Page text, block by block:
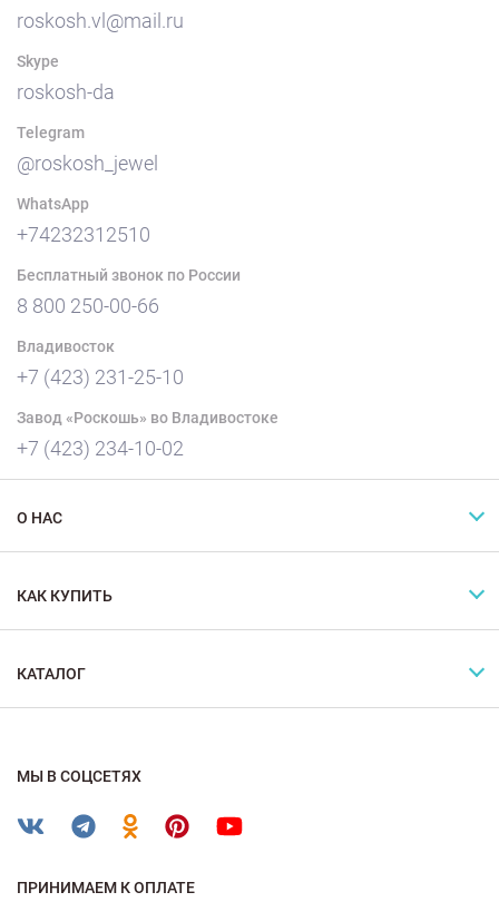
roskosh.vl@mail.ru
Skype
roskosh-da
Telegram
@roskosh_jewel
WhatsApp
+74232312510
Бесплатный звонок по России
8 800 250-00-66
Владивосток
+7 (423) 231-25-10
Завод «Роскошь» во Владивостоке
+7 (423) 234-10-02
О НАС
КАК КУПИТЬ
КАТАЛОГ
МЫ В СОЦСЕТЯХ
ПРИНИМАЕМ К ОПЛАТЕ